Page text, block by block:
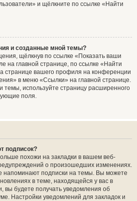
и щёлкните по ссылке «Найти
и созданные мной темы?
щёлкнув по ссылке «Показать ваши
на главной странице, по ссылке «Найти
странице вашего профиля на конференции
в меню «Ссылки» на главной странице.
темы, используйте страницу расширенного
поля.
подписок?
похожи на закладки в вашем веб-
о произошедших изменениях.
напоминают подписки на темы. Вы можете
в теме, находящейся у вас в
вы будете получать уведомления об
Настройки уведомлений для закладок и